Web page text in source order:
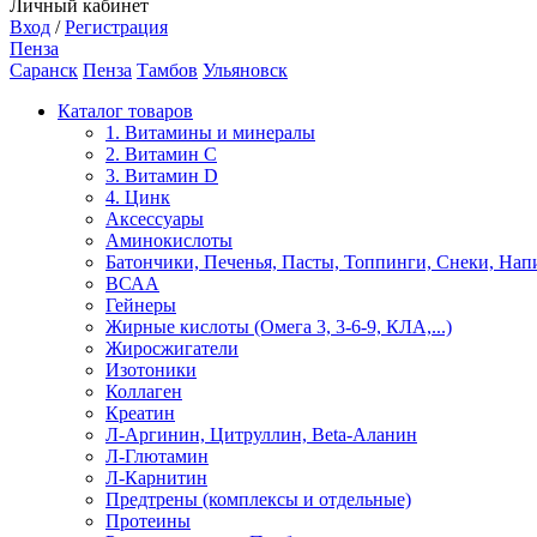
Личный кабинет
Вход / Регистрация
Пенза
Саранск Пенза Тамбов Ульяновск
Каталог товаров
1. Витамины и минералы
2. Витамин С
3. Витамин D
4. Цинк
Аксессуары
Аминокислоты
Батончики, Печенья, Пасты, Топпинги, Снеки,
ВСАА
Гейнеры
Жирные кислоты (Омега 3, 3-6-9, КЛА,...)
Жиросжигатели
Изотоники
Коллаген
Креатин
Л-Аргинин, Цитруллин, Beta-Аланин
Л-Глютамин
Л-Карнитин
Предтрены (комплексы и отдельные)
Протеины